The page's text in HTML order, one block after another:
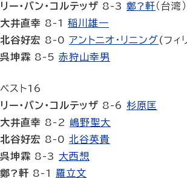
リー・バン・コルテッザ 8-3 鄭?軒（台湾）
大井直幸 8-1 稲川雄一
北谷好宏 8-0 アントニオ・リニング(フィ
呉坤霖 8-5 赤狩山幸男
ベスト16
リー・バン・コルテッザ 8-6 杉原匡
大井直幸 8-2 嶋野聖大
北谷好宏 8-0 北谷英貴
呉坤霖 8-3 大西想
鄭?軒 8-1 羅立文